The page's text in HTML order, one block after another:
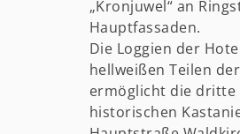
„Kronjuwel“ an
Hauptfassaden.
Die Loggien der
hellweißen Teilen
ermöglicht die dritte
historischen